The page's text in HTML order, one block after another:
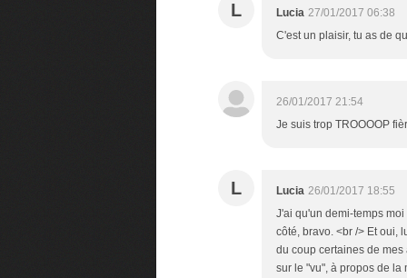
L Lucia 27/01/2017 06:38
C'est un plaisir, tu as de
26/01/2017 21:54
Je suis trop TROOOOP
L Lucia 26/01/2017 18:55
J'ai qu'un demi-temps
côté, bravo. <br /> Et oui,
du coup certaines de
sur le "vu", à propos de la